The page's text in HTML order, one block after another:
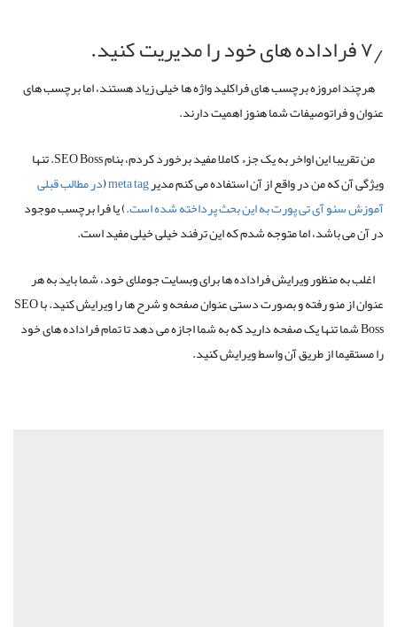
۷٫ فراداده های خود را مدیریت کنید.
هرچند امروزه برچسب های فراکلید واژه ها خیلی زیاد هستند، اما برچسب های
عنوان و فراتوصیفات شما هنوز اهمیت دارند.
من تقریبا این اواخر به یک جزء کاملا مفید برخورد کردم، بنام SEO Boss. تنها
ویژگی آن که من در واقع از آن استفاده می کنم مدیرmeta tag
(در مطالب قبلی
آموزش سئو آی تی پورت به این بحث پرداخته شده است.) یا فرا برچسب موجود
در آن می باشد، اما متوجه شدم که این ترفند خیلی خیلی مفید است.
اغلب به منظور ویرایش فراداده ها برای وبسایت جوملای خود، شما باید به هر
عنوان از منو رفته و بصورت دستی عنوان صفحه و شرح ها را ویرایش کنید. با SEO
Boss شما تنها یک صفحه دارید که به شما اجازه می دهد تا تمام فراداده های خود
را مستقیما از طریق آن واسط ویرایش کنید.